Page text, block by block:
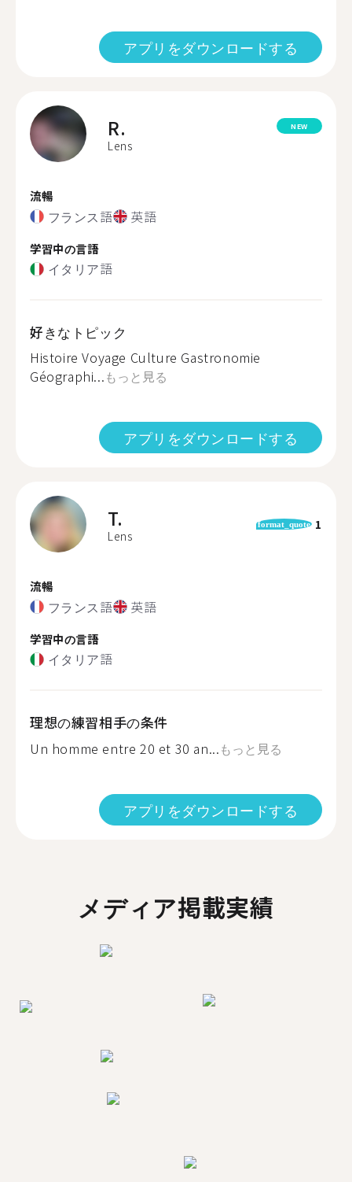
アプリをダウンロードする
R.
Lens
NEW
流暢
フランス語 英語
学習中の言語
イタリア語
好きなトピック
Histoire Voyage Culture Gastronomie
Géographi...もっと見る
アプリをダウンロードする
T.
Lens
format_quote 1
流暢
フランス語 英語
学習中の言語
イタリア語
理想の練習相手の条件
Un homme entre 20 et 30 an...もっと見る
アプリをダウンロードする
メディア掲載実績